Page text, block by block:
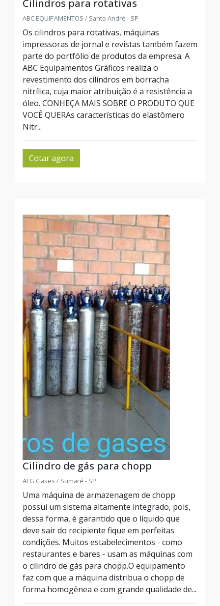
Cilindros para rotativas
ABC EQUIPAMENTOS / Santo André - SP
Os cilindros para rotativas, máquinas
impressoras de jornal e revistas também fazem
parte do portfólio de produtos da empresa. A
ABC Equipamentos Gráficos realiza o
revestimento dos cilindros em borracha
nitrílica, cuja maior atribuição é a resistência a
óleo. CONHEÇA MAIS SOBRE O PRODUTO QUE
VOCÊ QUERAs características do elastômero
Nitr...
Cotar agora
Cilindro de gás para chopp
ALG Gases / Sumaré - SP
Uma máquina de armazenagem de chopp
possui um sistema altamente integrado, pois,
dessa forma, é garantido que o líquido que
deve sair do recipiente fique em perfeitas
condições. Muitos estabelecimentos - como
restaurantes e bares - usam as máquinas com
o cilindro de gás para chopp.O equipamento
faz com que a máquina distribua o chopp de
forma homogênea e com grande qualidade de...